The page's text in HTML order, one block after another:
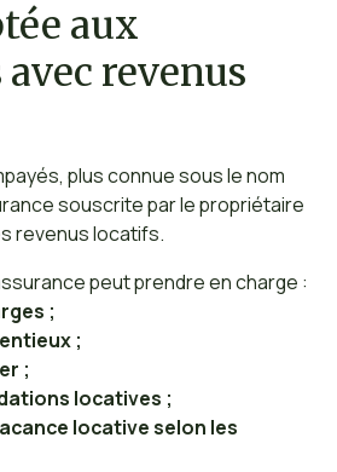
aux
revenus
plus connue sous le nom
souscrite par le propriétaire
revenus locatifs.
peut prendre en charge :
;
;
;
locatives ;
locative selon les